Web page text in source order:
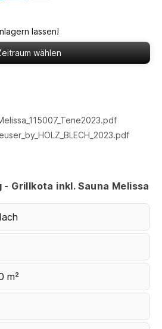
lassen!
wählen
Grillkota inkl. Sauna Melissa
m²